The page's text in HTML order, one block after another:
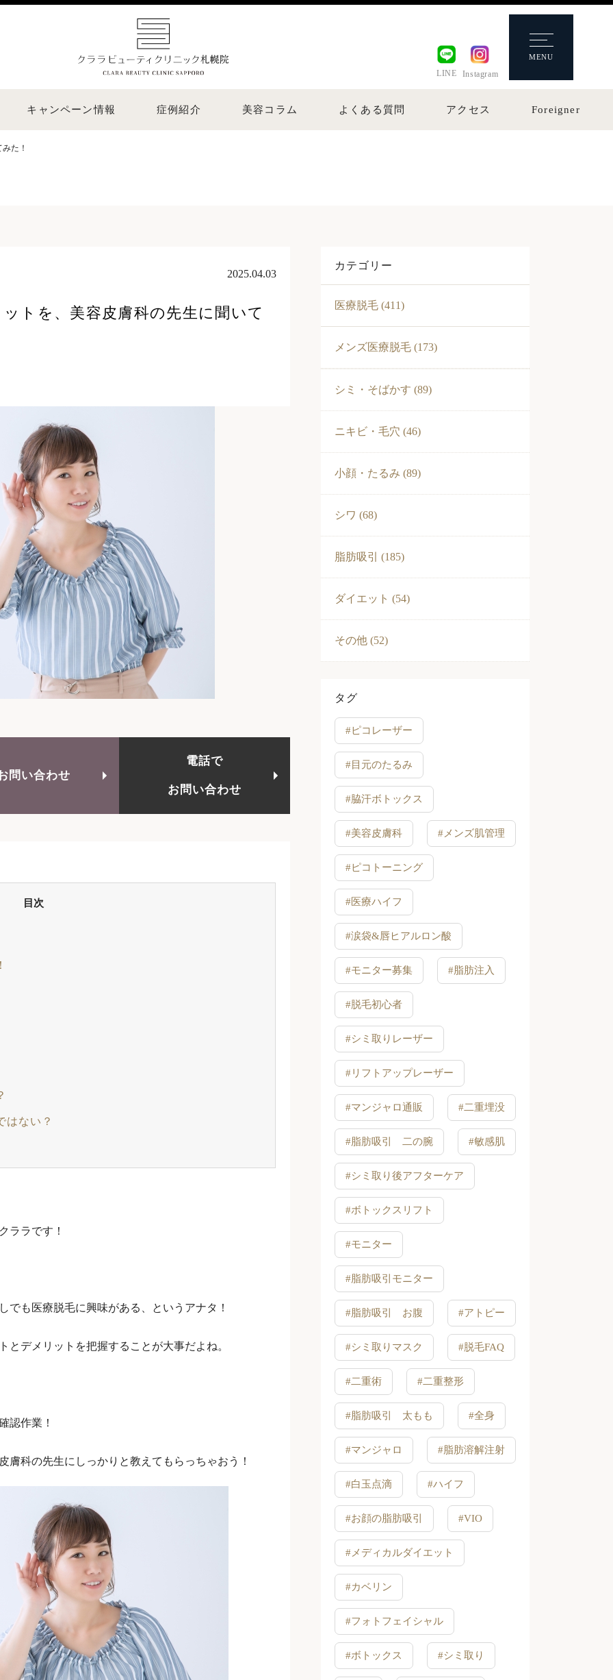
LINE Instagram
MENU
キャンペーン情報 症例紹介 美容コラム よくある質問 アクセス Foreigner
た！
2025.04.03
トを、美容皮膚科の先生に聞いて
問い合わせ
電話で
お問い合わせ
目次
はない？
ララです！
でも医療脱毛に興味がある、というアナタ！
デメリットを把握することが大事だよね。
認作業！
膚科の先生にしっかりと教えてもらっちゃおう！
カテゴリー
医療脱毛 (411)
メンズ医療脱毛 (173)
シミ・そばかす (89)
ニキビ・毛穴 (46)
小顔・たるみ (89)
シワ (68)
脂肪吸引 (185)
ダイエット (54)
その他 (52)
タグ
#ピコレーザー
#目元のたるみ
#脇汗ボトックス
#美容皮膚科 #メンズ肌管理
#ピコトーニング
#医療ハイフ
#涙袋&唇ヒアルロン酸
#モニター募集 #脂肪注入
#脱毛初心者
#シミ取りレーザー
#リフトアップレーザー
#マンジャロ通販 #二重埋没
#脂肪吸引 二の腕 #敏感肌
#シミ取り後アフターケア
#ボトックスリフト
#モニター
#脂肪吸引モニター
#脂肪吸引 お腹 #アトピー
#シミ取りマスク #脱毛FAQ
#二重術 #二重整形
#脂肪吸引 太もも #全身
#マンジャロ #脂肪溶解注射
#白玉点滴 #ハイフ
#お顔の脂肪吸引 #VIO
#メディカルダイエット
#カベリン
#フォトフェイシャル
#ボトックス #シミ取り